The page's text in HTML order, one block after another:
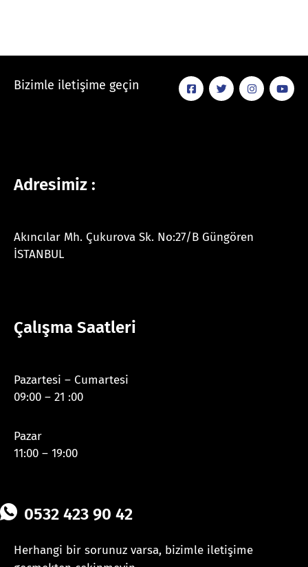
Bizimle iletişime geçin
Adresimiz :
Akıncılar Mh. Çukurova Sk. No:27/B Güngören
İSTANBUL
Çalışma Saatleri
Pazartesi – Cumartesi
09:00 – 21 :00
Pazar
11:00 – 19:00
0532 423 90 42
Herhangi bir sorunuz varsa, bizimle iletişime